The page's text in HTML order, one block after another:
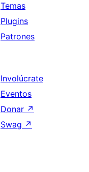
Temas
Plugins
Patrones
Involúcrate
Eventos
Donar ↗
Swag ↗